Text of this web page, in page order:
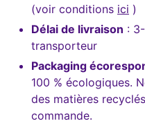
(voir conditions ici )
Délai de livraison :
transporteur
Packaging
100 % écologiques.
des matières
commande.